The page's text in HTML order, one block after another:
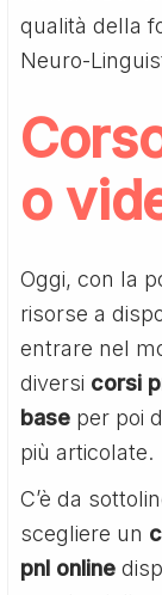
qualità della
Neuro-
o
Oggi, con la
risorse a
entrare nel
diversi corsi
base per poi
più articolate.
C’è da
scegliere un
pnl online